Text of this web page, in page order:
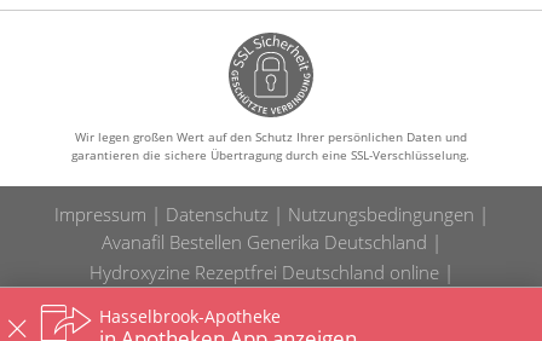
Wir legen großen Wert auf den Schutz Ihrer persönlichen Daten und
garantieren die sichere Übertragung durch eine SSL-Verschlüsselung.
Impressum Datenschutz
Nutzungsbedingungen
Avanafil Bestellen Generika Deutschland
Hydroxyzine Rezeptfrei Deutschland online
Enclomiphene Kaufen Apotheke Generika
Hasselbrook-Apotheke